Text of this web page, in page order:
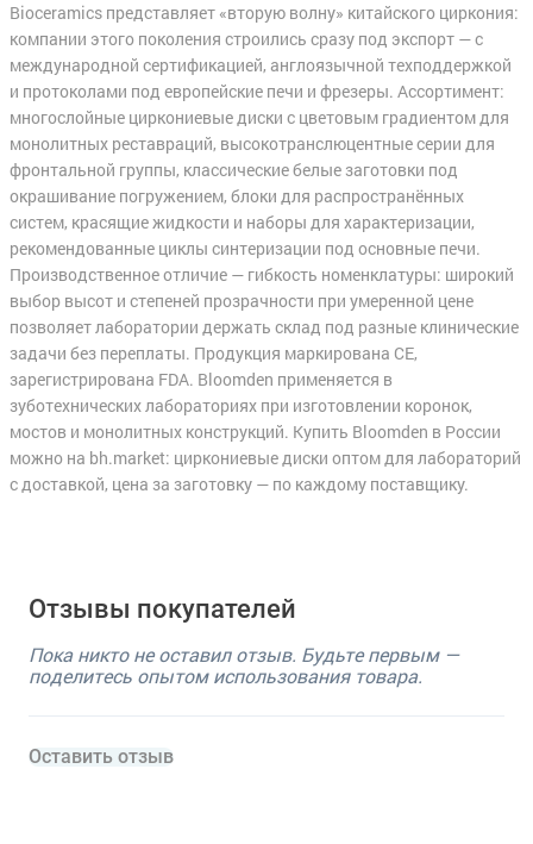
Bioceramics представляет «вторую волну» китайского циркония:
компании этого поколения строились сразу под экспорт — с
международной сертификацией, англоязычной техподдержкой
и протоколами под европейские печи и фрезеры. Ассортимент:
многослойные циркониевые диски с цветовым градиентом для
монолитных реставраций, высокотранслюцентные серии для
фронтальной группы, классические белые заготовки под
окрашивание погружением, блоки для распространённых
систем, красящие жидкости и наборы для характеризации,
рекомендованные циклы синтеризации под основные печи.
Производственное отличие — гибкость номенклатуры: широкий
выбор высот и степеней прозрачности при умеренной цене
позволяет лаборатории держать склад под разные клинические
задачи без переплаты. Продукция маркирована CE,
зарегистрирована FDA. Bloomden применяется в
зуботехнических лабораториях при изготовлении коронок,
мостов и монолитных конструкций. Купить Bloomden в России
можно на bh.market: циркониевые диски оптом для лабораторий
с доставкой, цена за заготовку — по каждому поставщику.
Отзывы покупателей
Пока никто не оставил отзыв. Будьте первым —
поделитесь опытом использования товара.
Оставить отзыв